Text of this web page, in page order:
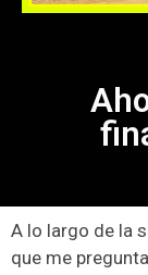
A lo largo de la
que me